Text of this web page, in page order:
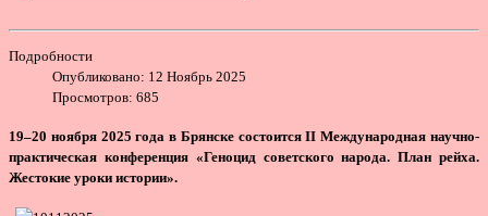
Подробности
Опубликовано: 12 Ноябрь 2025
Просмотров: 685
19–20 ноября 2025 года в Брянске состоится II Международная научно-
практическая конференция «Геноцид советского народа. План рейха.
Жестокие уроки истории».